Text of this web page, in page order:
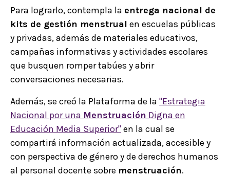
Para lograrlo, contempla la entrega nacional de
kits de gestión menstrual en escuelas públicas
y privadas, además de materiales educativos,
campañas informativas y actividades escolares
que busquen romper tabúes y abrir
conversaciones necesarias.
Además, se creó la Plataforma de la "Estrategia
Nacional por una Menstruación Digna en
Educación Media Superior"en la cual se
compartirá información actualizada, accesible y
con perspectiva de género y de derechos humanos
al personal docente sobre menstruación.